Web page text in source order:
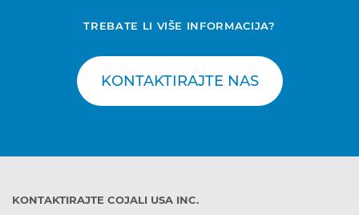
TREBATE LI VIŠE INFORMACIJA?
KONTAKTIRAJTE NAS
KONTAKTIRAJTE COJALI USA INC.